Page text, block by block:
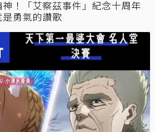
！「艾察茲事件」紀念十周年
勇氣的讚歌